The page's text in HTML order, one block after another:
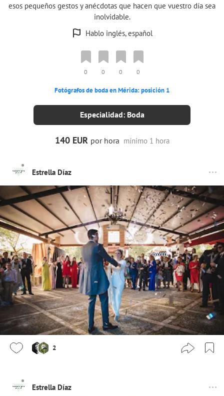
esos pequeños gestos y anécdotas que hacen que vuestro día sea
inolvidable.
Hablo inglés, español
0 0 0 0
Fotógrafos de boda en Mérida: posición 1
Especialidad: Boda
140 EUR por hora mínimo 1 hora
Estrella Díaz
2
Estrella Díaz